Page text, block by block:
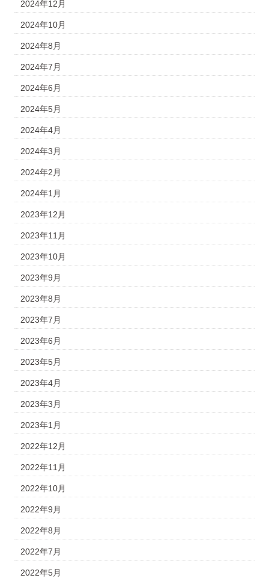
2024年12月
2024年10月
2024年8月
2024年7月
2024年6月
2024年5月
2024年4月
2024年3月
2024年2月
2024年1月
2023年12月
2023年11月
2023年10月
2023年9月
2023年8月
2023年7月
2023年6月
2023年5月
2023年4月
2023年3月
2023年1月
2022年12月
2022年11月
2022年10月
2022年9月
2022年8月
2022年7月
2022年5月